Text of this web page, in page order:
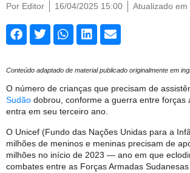
Por Editor 16/04/2025 15:00 Atualizado
Conteúdo adaptado de material publicado originalmente em
O número de crianças que precisam de
Sudão dobrou, conforme a guerra entre forças
entra em seu terceiro ano.
O Unicef (Fundo das Nações Unidas para a
milhões de meninos e meninas precisam de
milhões no início de 2023 — ano em que
combates entre as Forças Armadas